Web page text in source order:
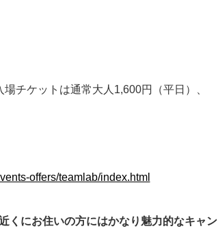
チケットは通常大人1,600円（平日）、
offers/teamlab/index.html
くにお住いの方にはかなり魅力的なキャン